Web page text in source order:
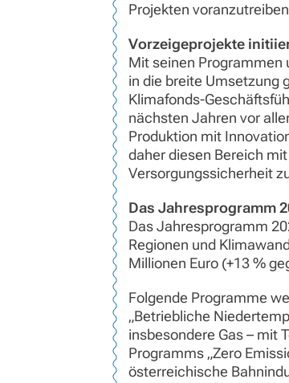
Projekten
Vorzeigeprojekte
Mit seinen Programmen
in die breite Umsetzung
Klimafonds-
nächsten Jahren vor
Produktion mit
daher diesen Bereich
Versorgungssicherheit
Das Jahresprogramm
Das Jahresprogramm
Regionen und
Millionen Euro (+13 %
Folgende Programme
„Betriebliche
insbesondere Gas – mit
Programms „Zero
österreichische